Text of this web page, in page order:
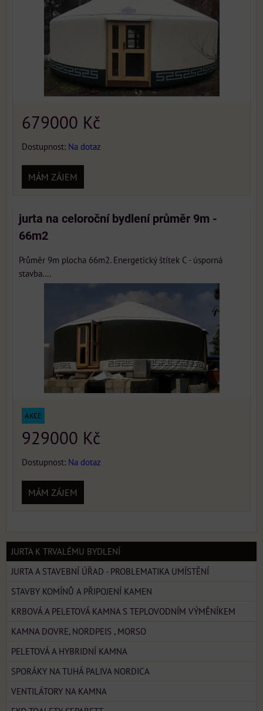
679000 Kč
Dostupnost: Na dotaz
MÁM ZÁJEM
jurta na celoroční bydlení průměr 9m -
66m2
Průměr 9m plocha 66m2. Energetický štítek C - úsporná
stavba....
AKCE
929000 Kč
Dostupnost: Na dotaz
MÁM ZÁJEM
JURTA K TRVALÉMU BYDLENÍ
JURTA A STAVEBNÍ ÚŘAD - PROBLEMATIKA UMÍSTĚNÍ
STAVBY KOMÍNŮ A PŘIPOJENÍ KAMEN
KRBOVÁ A PELETOVÁ KAMNA S TEPLOVODNÍM VÝMĚNÍKEM
KAMNA DOVRE, NORDPEIS , MORSO
PELETOVÁ A HYBRIDNÍ KAMNA
SPORÁKY NA TUHÁ PALIVA NORDICA
VENTILÁTORY NA KAMNA